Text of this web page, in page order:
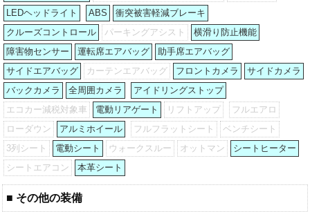
LEDヘッドライト ABS
衝突被害軽減ブレーキ
クルーズコントロール
パーキングアシスト
横滑り防止機能
障害物センサー
運転席エアバッグ
助手席エアバッグ
サイドエアバッグ
カーテンエアバッグ フロントカメラ
サイドカメラ
バックカメラ
全周囲カメラ
アイドリングストップ
エコカー減税対象車
電動リアゲート リフトアップ
フルエアロ
ローダウン
アルミホイール フルフラットシート
ベンチシート
3列シート
電動シート ウォークスルー オットマン
シートヒーター
シートエアコン
本革シート
■ その他の装備